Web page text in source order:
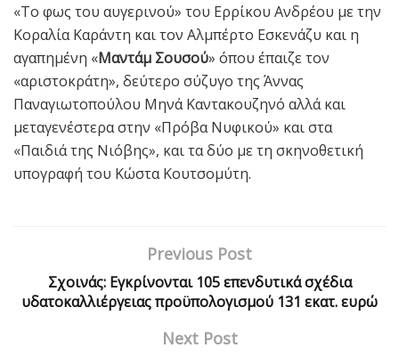
«Το φως του αυγερινού» του Ερρίκου Ανδρέου με την
Κοραλία Καράντη και τον Αλμπέρτο Εσκενάζυ και η
αγαπημένη «Μαντάμ Σουσού» όπου έπαιζε τον
«αριστοκράτη», δεύτερο σύζυγο της Άννας
Παναγιωτοπούλου Μηνά Καντακουζηνό αλλά και
μεταγενέστερα στην «Πρόβα Νυφικού» και στα
«Παιδιά της Νιόβης», και τα δύο με τη σκηνοθετική
υπογραφή του Κώστα Κουτσομύτη.
Previous Post
Σχοινάς: Εγκρίνονται 105 επενδυτικά σχέδια
υδατοκαλλιέργειας προϋπολογισμού 131 εκατ. ευρώ
Next Post